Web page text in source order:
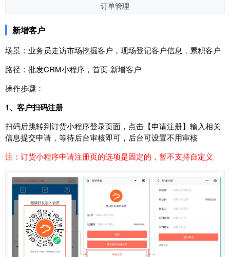
订单管理
新增客户
场景：业务员走访市场挖掘客户，现场登记客户信息，累积客户
路径：批发CRM小程序，首页-新增客户
操作步骤：
1、客户扫码注册
扫码后跳转到订货小程序登录页面，点击【申请注册】输入相关
信息提交申请，等待后台审核即可，后台可设置不用审核
注：订货小程序申请注册页的选项是固定的，暂不支持自定义